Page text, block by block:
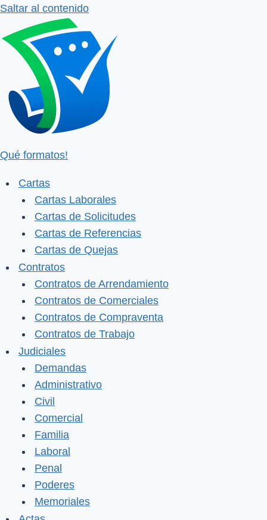
Saltar al contenido
Qué formatos!
Cartas
Cartas Laborales
Cartas de Solicitudes
Cartas de Referencias
Cartas de Quejas
Contratos
Contratos de Arrendamiento
Contratos de Comerciales
Contratos de Compraventa
Contratos de Trabajo
Judiciales
Demandas
Administrativo
Civil
Comercial
Familia
Laboral
Penal
Poderes
Memoriales